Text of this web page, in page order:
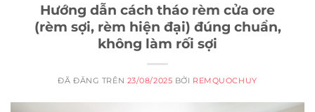
Hướng dẫn cách tháo rèm cửa ore
(rèm sợi, rèm hiện đại) đúng chuẩn,
không làm rối sợi
ĐÃ ĐĂNG TRÊN 23/08/2025 BỞI REMQUOCHUY